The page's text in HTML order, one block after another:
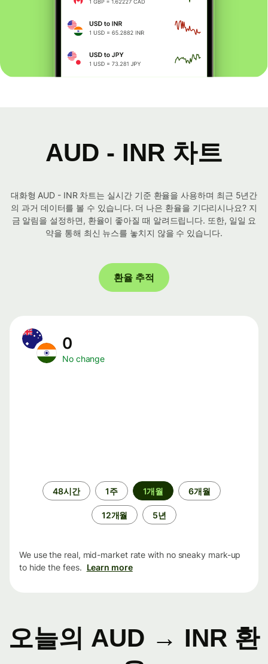
AUD - INR 차트
대화형 AUD - INR 차트는 실시간 기준 환율을 사용하며 최근 5년간
의 과거 데이터를 볼 수 있습니다. 더 나은 환율을 기다리시나요? 지
금 알림을 설정하면, 환율이 좋아질 때 알려드립니다. 또한, 일일 요
약을 통해 최신 뉴스를 놓치지 않을 수 있습니다.
환율 추적
0
No change
48시간 1주 1개월 6개월
12개월 5년
We use the real, mid-market rate with no sneaky mark-up
to hide the fees. Learn more
오늘의 AUD → INR 환